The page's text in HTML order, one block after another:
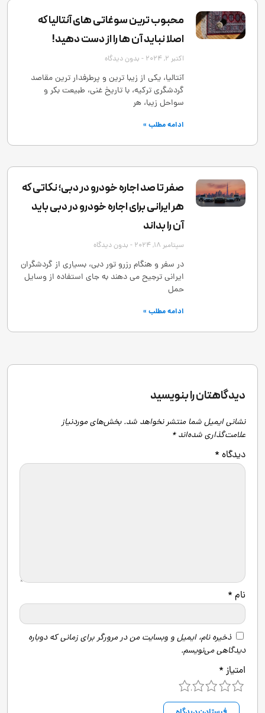
محبوب ترین سوغاتی های آنتالیا که
اصلا نباید آن ها را از دست دهید!
اکتبر 2, 2024 بدون دیدگاه
آنتالیا، یکی از زیبا ترین و پرطرفدار ترین مقاصد
گردشگری ترکیه، با تاریخ غنی، طبیعت بکر و
سواحل زیبا، هر
ادامه مطلب »
صفر تا صد اجاره خودرو در دبی؛ نکاتی که
هر ایرانی برای اجاره خودرو در دبی باید
آن را بداند
سپتامبر 18, 2024 بدون دیدگاه
در سفر و هنگام رزرو تور دبی، بسیاری از گردشگران
ایرانی ترجیح می ‌دهند به ‌جای استفاده از وسایل
حمل
ادامه مطلب »
دیدگاهتان را بنویسید
نشانی ایمیل شما منتشر نخواهد شد. بخش‌های موردنیاز
علامت‌گذاری شده‌اند*
دیدگاه *
نام *
ذخیره نام، ایمیل و وبسایت من در مرورگر برای زمانی که دوباره
دیدگاهی می‌نویسم.
امتیاز *
4 3 2 1